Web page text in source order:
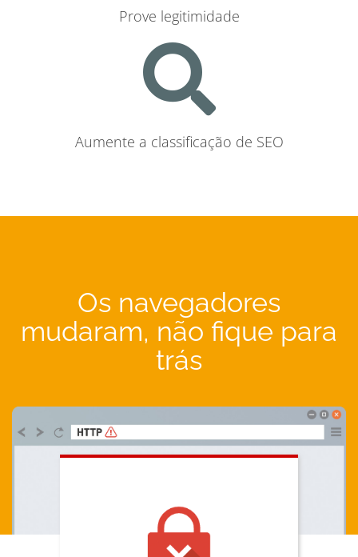
Prove legitimidade
Aumente a classificação de SEO
Os navegadores
mudaram, não fique para
trás